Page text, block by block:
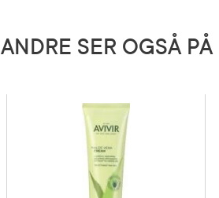
ANDRE SER OGSÅ PÅ